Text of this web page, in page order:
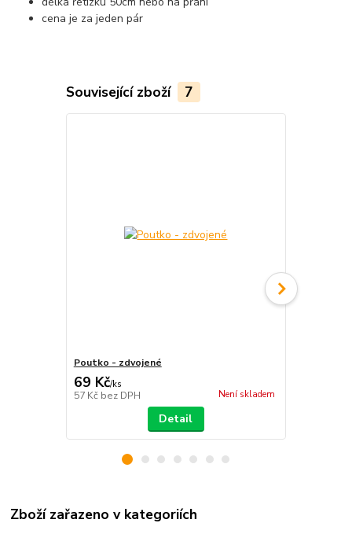
cena je za jeden pár
Související zboží 7
Poutko - zdvojené
69 Kč/ks
57 Kč bez DPH Není skladem
Detail
Zboží zařazeno v kategoriích